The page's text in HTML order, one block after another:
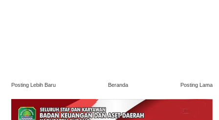
Posting Lebih Baru Posting Lama
Beranda